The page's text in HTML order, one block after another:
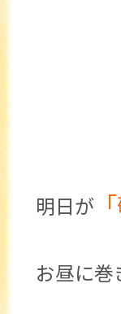
明日が
お昼に